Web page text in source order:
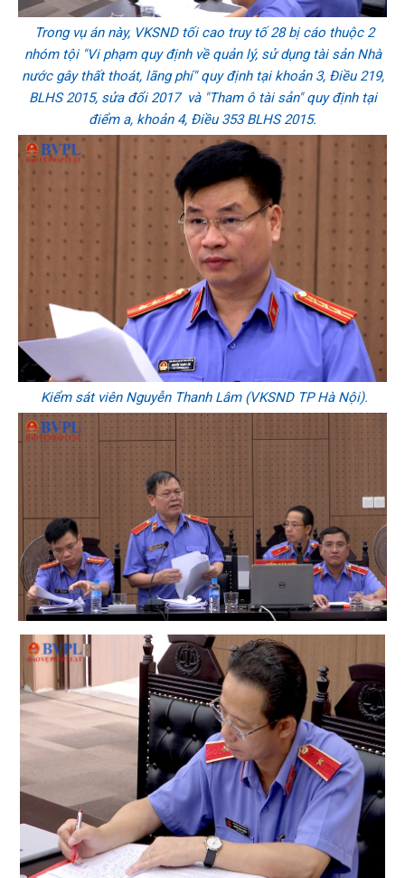
Trong vụ án này, VKSND tối cao truy tố 28 bị cáo thuộc 2
nhóm tội "Vi phạm quy định về quản lý, sử dụng tài sản Nhà
nước gây thất thoát, lãng phí" quy định tại khoản 3, Điều 219,
BLHS 2015, sửa đổi 2017 và "Tham ô tài sản" quy định tại
điểm a, khoản 4, Điều 353 BLHS 2015.
Kiểm sát viên Nguyễn Thanh Lâm (VKSND TP Hà Nội).